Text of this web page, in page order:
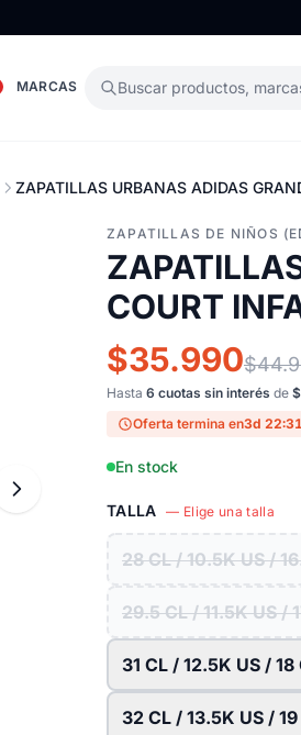
MARCAS Buscar productos,
ZAPATILLAS URBANAS ADIDAS
ZAPATILLAS DE NIÑOS
COURT
$35.990
Hasta 6 cuotas sin interés de
Oferta termina en3d
En stock
TALLA — Elige una talla
28 CL / 10.5K US /
29.5 CL / 11.5K US /
31 CL / 12.5K US / 18
32 CL / 13.5K US /